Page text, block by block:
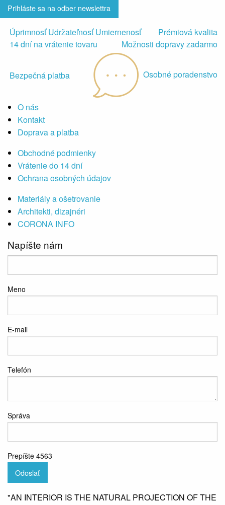
Prihláste sa na odber newslettra
Úprimnosť Udržateľnosť Umiernenosť
Prémiová kvalita
14 dní na vrátenie tovaru
Možnosti dopravy zadarmo
Bezpečná platba Osobné poradenstvo
O nás
Kontakt
Doprava a platba
Obchodné podmienky
Vrátenie do 14 dní
Ochrana osobných údajov
Materiály a ošetrovanie
Architekti, dizajnéri
CORONA INFO
Napíšte nám
Meno
E-mail
Telefón
Správa
Prepíšte 4563
Odoslať
"AN INTERIOR IS THE NATURAL PROJECTION OF THE